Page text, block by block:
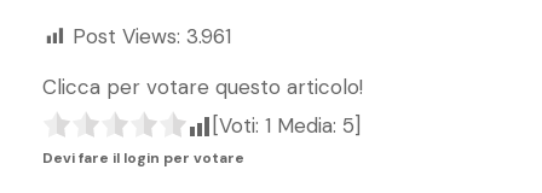
c
e
b
o
at
s
A
p
l gr
a
e
st
Post Views: 3.961
Clicca per votare questo articolo!
[Voti: 1 Media: 5]
Devi fare il login per votare